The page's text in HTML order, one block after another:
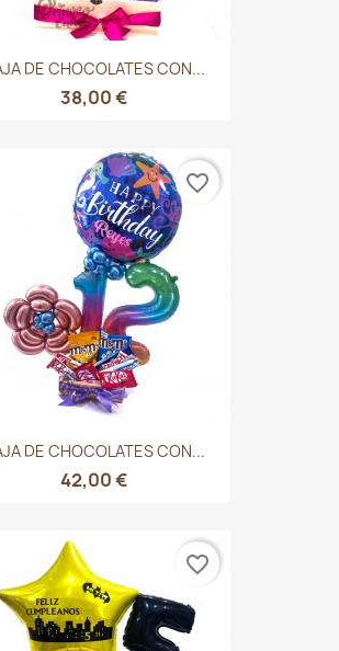
DE CHOCOLATES CON...
38,00 €
DE CHOCOLATES CON...
42,00 €
favorite_border
favorite_border